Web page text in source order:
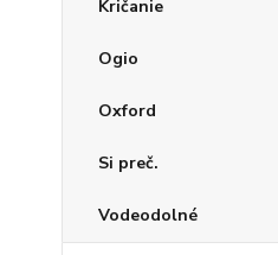
Kričanie
Ogio
Oxford
Si preč.
Vodeodolné